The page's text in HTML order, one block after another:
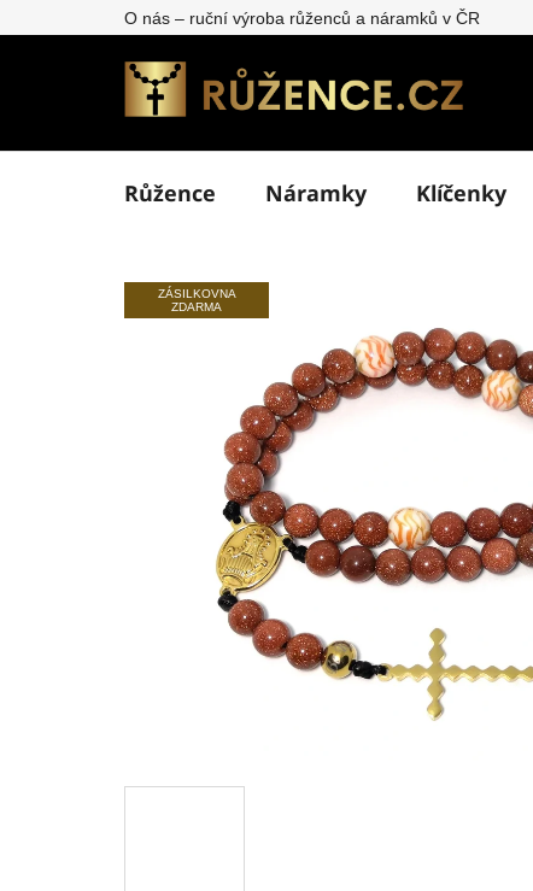
na
O nás – ruční výroba růženců a náramků v ČR
Růžence Náramky Klíčenky
ZÁSILKOVNA
ZDARMA